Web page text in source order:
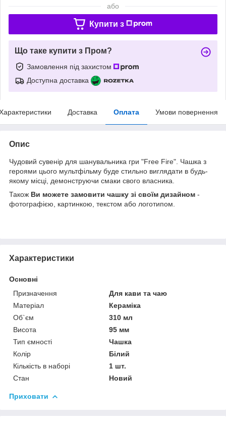
або
Купити з
Що таке купити з Пром?
Замовлення під захистом
Доступна доставка
Доставка Оплата Умови повернення
Опис
Чудовий сувенір для шанувальника гри "Free Fire". Чашка з
героями цього мультфільму буде стильно виглядати в будь-
якому місці, демонструючи смаки свого власника.
Також Ви можете замовити чашку зі своїм дизайном -
фотографією, картинкою, текстом або логотипом.
Характеристики
Основні
Призначення
Для кави та чаю
Матеріал
Кераміка
Об`єм
310 мл
Висота
95 мм
Тип ємності
Чашка
Колір
Білий
Кількість в наборі
1 шт.
Стан
Новий
Приховати